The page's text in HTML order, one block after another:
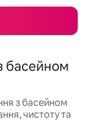
басейном
з басейном
чистоту та